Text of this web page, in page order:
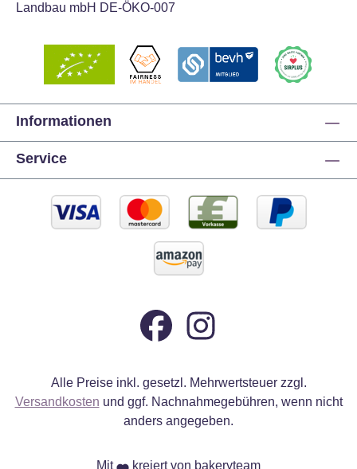
Landbau mbH DE-ÖKO-007
Informationen
Service
Alle Preise inkl. gesetzl. Mehrwertsteuer zzgl.
Versandkosten und ggf. Nachnahmegebühren, wenn nicht
anders angegeben.
Mit kreiert von bakeryteam